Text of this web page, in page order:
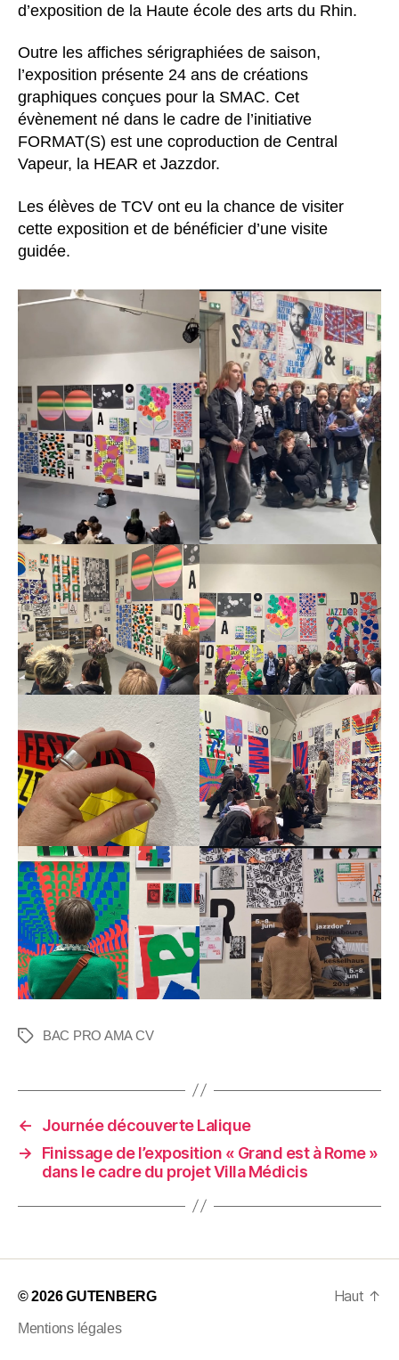
d’exposition de la Haute école des arts du Rhin.
Outre les affiches sérigraphiées de saison,
l’exposition présente 24 ans de créations
graphiques conçues pour la SMAC. Cet
évènement né dans le cadre de l’initiative
FORMAT(S) est une coproduction de Central
Vapeur, la HEAR et Jazzdor.
Les élèves de TCV ont eu la chance de visiter
cette exposition et de bénéficier d’une visite
guidée.
BAC PRO AMA CV
←
Journée découverte Lalique
→
Finissage de l’exposition « Grand est à Rome »
dans le cadre du projet Villa Médicis
© 2026GUTENBERG
Mentions légales
Haut ↑